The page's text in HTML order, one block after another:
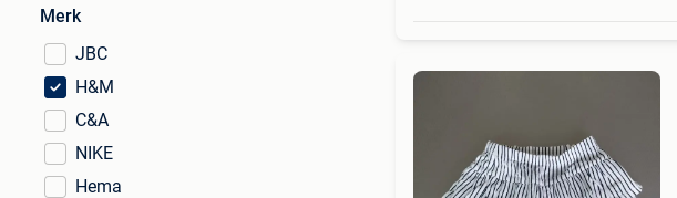
Merk
JBC
H&M
C&A
NIKE
Hema